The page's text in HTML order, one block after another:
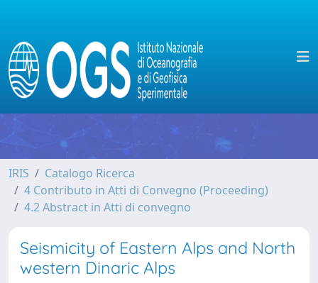
IRIS
Catalogo Ricerca
4 Contributo in Atti di Convegno (Proceeding)
4.2 Abstract in Atti di convegno
Seismicity of Eastern Alps and North
western Dinaric Alps